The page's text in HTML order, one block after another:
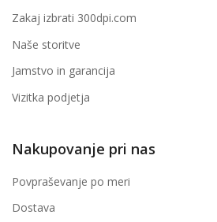
Zakaj izbrati 300dpi.com
Naše storitve
Jamstvo in garancija
Vizitka podjetja
Nakupovanje pri nas
Povpraševanje po meri
Dostava